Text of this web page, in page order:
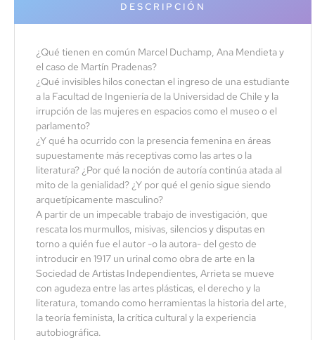
DESCRIPCIÓN
¿Qué tienen en común Marcel Duchamp, Ana Mendieta y
el caso de Martín Pradenas?
¿Qué invisibles hilos conectan el ingreso de una estudiante
a la Facultad de Ingeniería de la Universidad de Chile y la
irrupción de las mujeres en espacios como el museo o el
parlamento?
¿Y qué ha ocurrido con la presencia femenina en áreas
supuestamente más receptivas como las artes o la
literatura? ¿Por qué la noción de autoría continúa atada al
mito de la genialidad? ¿Y por qué el genio sigue siendo
arquetípicamente masculino?
A partir de un impecable trabajo de investigación, que
rescata los murmullos, misivas, silencios y disputas en
torno a quién fue el autor -o la autora- del gesto de
introducir en 1917 un urinal como obra de arte en la
Sociedad de Artistas Independientes, Arrieta se mueve
con agudeza entre las artes plásticas, el derecho y la
literatura, tomando como herramientas la historia del arte,
la teoría feminista, la crítica cultural y la experiencia
autobiográfica.